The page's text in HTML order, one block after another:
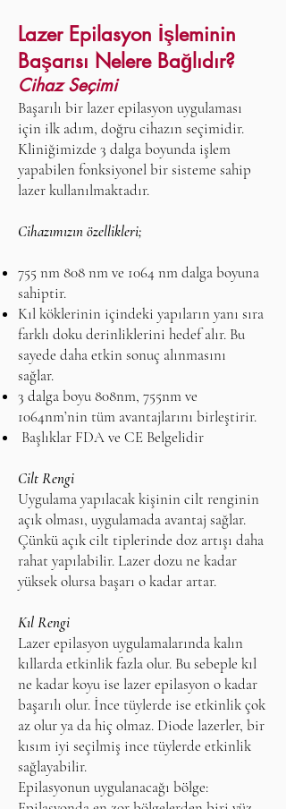
Lazer Epilasyon İşleminin
Başarısı Nelere Bağlıdır?
Cihaz Seçimi
Başarılı bir lazer epilasyon uygulaması
için ilk adım, doğru cihazın seçimidir.
Kliniğimizde 3 dalga boyunda işlem
yapabilen fonksiyonel bir sisteme sahip
lazer kullanılmaktadır.
Cihazımızın özellikleri;
755 nm 808 nm ve 1064 nm dalga boyuna
sahiptir.
Kıl köklerinin içindeki yapıların yanı sıra
farklı doku derinliklerini hedef alır. Bu
sayede daha etkin sonuç alınmasını
sağlar.
3 dalga boyu 808nm, 755nm ve
1064nm’nin tüm avantajlarını birleştirir.
Başlıklar FDA ve CE Belgelidir
Cilt Rengi
Uygulama yapılacak kişinin cilt renginin
açık olması, uygulamada avantaj sağlar.
Çünkü açık cilt tiplerinde doz artışı daha
rahat yapılabilir. Lazer dozu ne kadar
yüksek olursa başarı o kadar artar.
Kıl Rengi
Lazer epilasyon uygulamalarında kalın
kıllarda etkinlik fazla olur. Bu sebeple kıl
ne kadar koyu ise lazer epilasyon o kadar
başarılı olur. İnce tüylerde ise etkinlik çok
az olur ya da hiç olmaz. Diode lazerler, bir
kısım iyi seçilmiş ince tüylerde etkinlik
sağlayabilir.
Epilasyonun uygulanacağı bölge: